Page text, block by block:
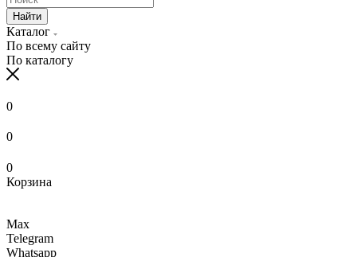
Найти
Каталог
По всему сайту
По каталогу
0
0
0
Корзина
Max
Telegram
Whatsapp